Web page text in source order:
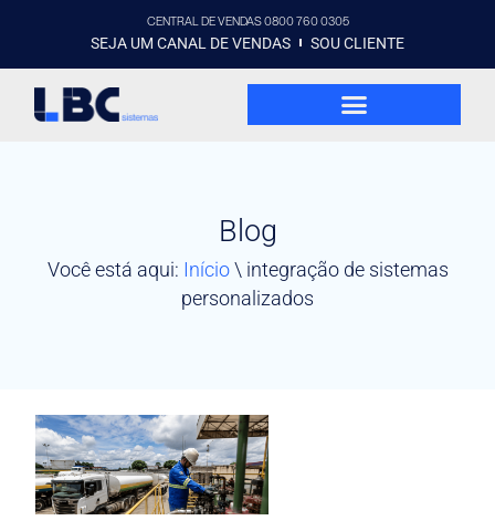
CENTRAL DE VENDAS 0800 760 0305
SEJA UM CANAL DE VENDAS SOU CLIENTE
Blog
Você está aqui: Início\ integração de sistemas
personalizados